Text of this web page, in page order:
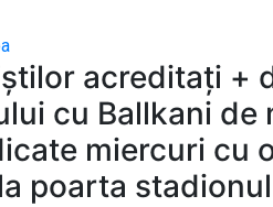
acreditați +
cu Ballkani
miercuri cu
poarta